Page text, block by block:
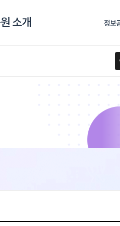
소개 정보